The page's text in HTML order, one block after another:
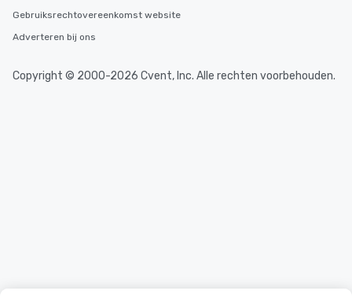
Gebruiksrechtovereenkomst website
Adverteren bij ons
Copyright © 2000-2026 Cvent, Inc. Alle rechten voorbehouden.